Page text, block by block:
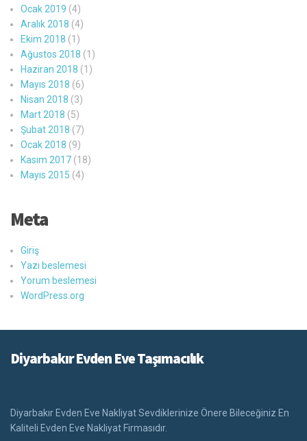
Ocak 2019 (4)
Aralık 2018 (4)
Ekim 2018 (1)
Ağustos 2018 (1)
Haziran 2018 (1)
Mayıs 2018 (6)
Nisan 2018 (3)
Mart 2018 (5)
Şubat 2018 (7)
Ocak 2018 (9)
Kasım 2017 (18)
Mayıs 2015 (4)
Meta
Giriş
Yazı beslemesi
Yorum beslemesi
WordPress.org
Diyarbakır Evden Eve Taşımacılık
Diyarbakır Evden Eve Nakliyat Sevdiklerinize Önere Bileceğiniz En
Kaliteli Evden Eve Nakliyat Firmasıdır.